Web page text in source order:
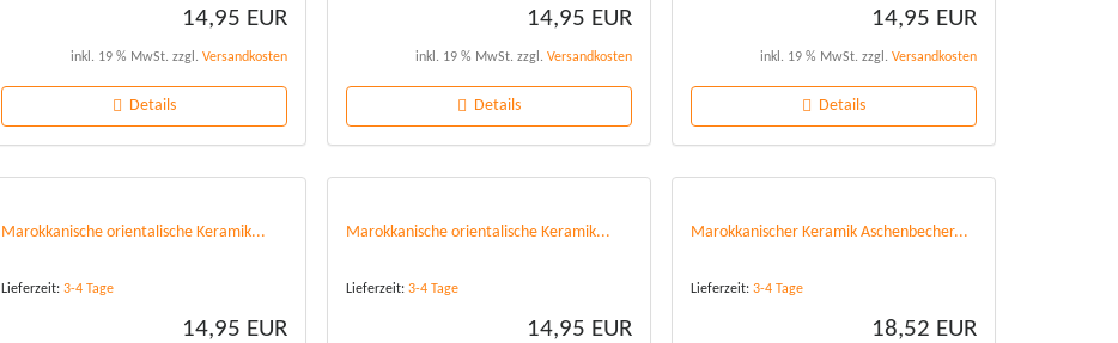
14,95 EUR
inkl. 19 % MwSt. zzgl. Versandkosten
Details
14,95 EUR
inkl. 19 % MwSt. zzgl. Versandkosten
Details
14,95 EUR
inkl. 19 % MwSt. zzgl. Versandkosten
Details
Marokkanische orientalische Keramik...
Lieferzeit: 3-4 Tage
14,95 EUR
Marokkanische orientalische Keramik...
Lieferzeit: 3-4 Tage
14,95 EUR
Marokkanischer Keramik Aschenbecher...
Lieferzeit: 3-4 Tage
18,52 EUR